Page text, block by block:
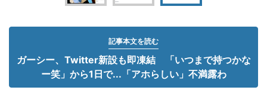
記事本文を読む
ガーシー、Twitter新設も即凍結 「いつまで持つかな
ー笑」から1日で...「アホらしい」不満露わ